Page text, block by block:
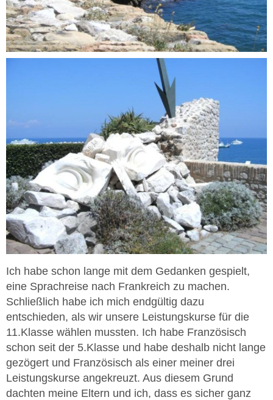
Ich habe schon lange mit dem Gedanken gespielt,
eine Sprachreise nach Frankreich zu machen.
Schließlich habe ich mich endgültig dazu
entschieden, als wir unsere Leistungskurse für die
11.Klasse wählen mussten. Ich habe Französisch
schon seit der 5.Klasse und habe deshalb nicht lange
gezögert und Französisch als einer meiner drei
Leistungskurse angekreuzt. Aus diesem Grund
dachten meine Eltern und ich, dass es sicher ganz